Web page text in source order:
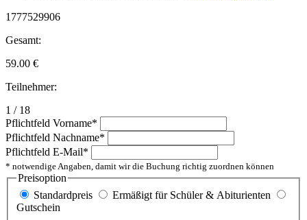
1777529906
Gesamt:
59.00 €
Teilnehmer:
1 / 18
Pflichtfeld Vorname*
Pflichtfeld Nachname*
Pflichtfeld E-Mail*
* notwendige Angaben, damit wir die Buchung richtig zuordnen können
Preisoption
Standardpreis
Ermäßigt für Schüler & Abiturienten
Gutschein